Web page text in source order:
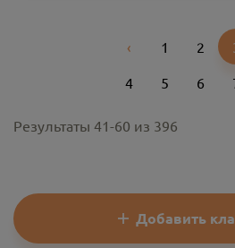
‹Previous
1 2
4
5 6
Результаты 41-60 из 396
Добавить